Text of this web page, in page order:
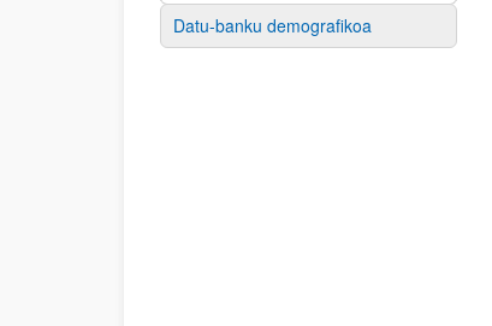
Datu-banku demografikoa